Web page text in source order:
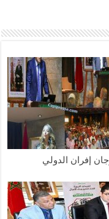
إفران الدولي